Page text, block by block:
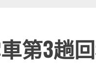
第3趟